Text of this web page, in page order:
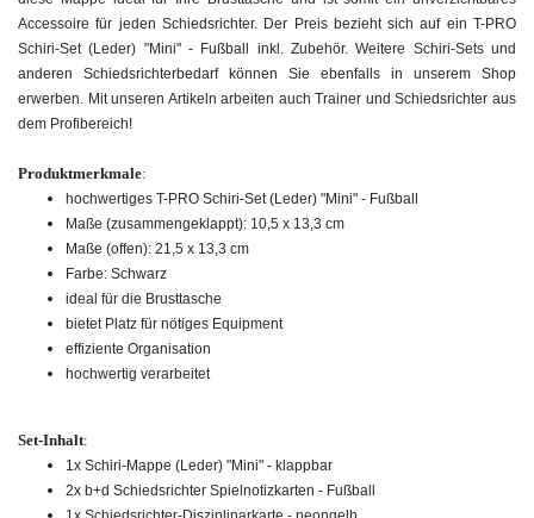
Accessoire für jeden Schiedsrichter. Der Preis bezieht sich auf ein T-PRO
Schiri-Set (Leder) "Mini" - Fußball inkl. Zubehör. Weitere Schiri-Sets und
anderen Schiedsrichterbedarf können Sie ebenfalls in unserem Shop
erwerben. Mit unseren Artikeln arbeiten auch Trainer und Schiedsrichter aus
dem Profibereich!
Produktmerkmale:
hochwertiges T-PRO Schiri-Set (Leder) "Mini" - Fußball
Maße (zusammengeklappt): 10,5 x 13,3 cm
Maße (offen): 21,5 x 13,3 cm
Farbe: Schwarz
ideal für die Brusttasche
bietet Platz für nötiges Equipment
effiziente Organisation
hochwertig verarbeitet
Set-Inhalt:
1x Schiri-Mappe (Leder) "Mini" - klappbar
2x b+d Schiedsrichter Spielnotizkarten - Fußball